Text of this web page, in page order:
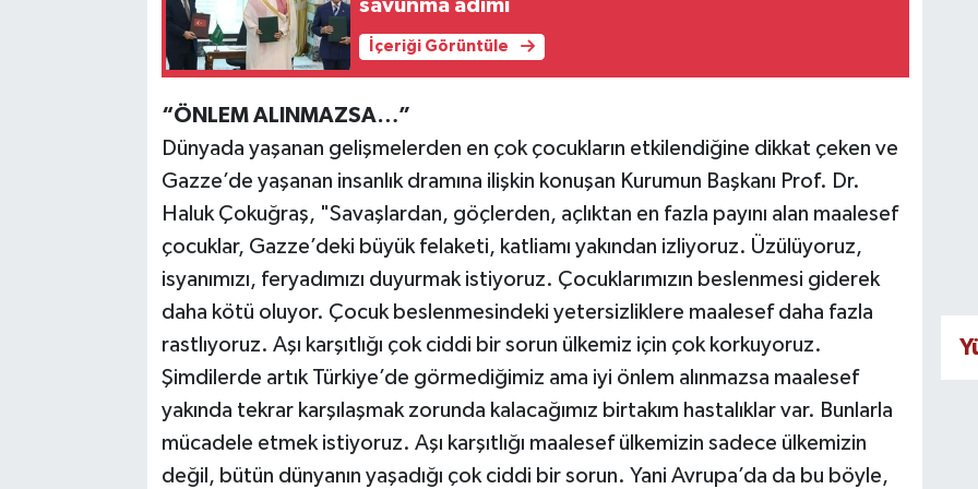
savunma adımı
İçeriği Görüntüle
“ÖNLEM ALINMAZSA…”
Dünyada yaşanan gelişmelerden en çok çocukların etkilendiğine dikkat çeken ve
Gazze’de yaşanan insanlık dramına ilişkin konuşan Kurumun Başkanı Prof. Dr.
Haluk Çokuğraş, "Savaşlardan, göçlerden, açlıktan en fazla payını alan maalesef
çocuklar, Gazze’deki büyük felaketi, katliamı yakından izliyoruz. Üzülüyoruz,
isyanımızı, feryadımızı duyurmak istiyoruz. Çocuklarımızın beslenmesi giderek
daha kötü oluyor. Çocuk beslenmesindeki yetersizliklere maalesef daha fazla
rastlıyoruz. Aşı karşıtlığı çok ciddi bir sorun ülkemiz için çok korkuyoruz.
Şimdilerde artık Türkiye’de görmediğimiz ama iyi önlem alınmazsa maalesef
yakında tekrar karşılaşmak zorunda kalacağımız birtakım hastalıklar var. Bunlarla
mücadele etmek istiyoruz. Aşı karşıtlığı maalesef ülkemizin sadece ülkemizin
değil, bütün dünyanın yaşadığı çok ciddi bir sorun. Yani Avrupa’da da bu böyle,